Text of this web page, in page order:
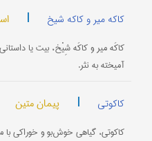
کاکه میر و کاکه شیخ |
کاکَه میر و کاکَه شِیْخ، بیت یا
آمیخته به نثر.
کاکوتی | پیمان متین
کاکوتی، گیاهی خوش‌بو و خوراکی با